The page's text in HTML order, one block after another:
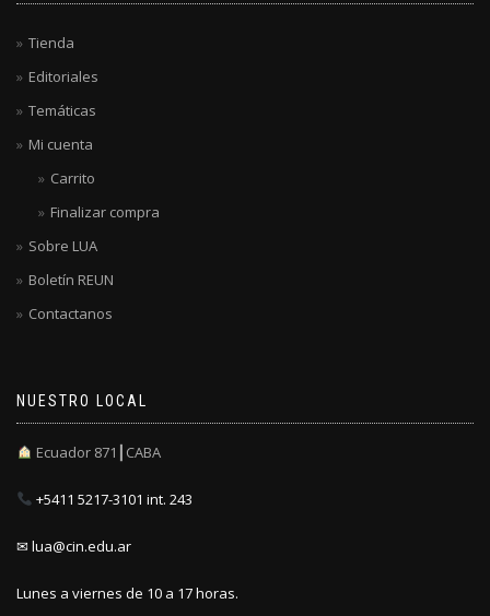
Tienda
Editoriales
Temáticas
Mi cuenta
Carrito
Finalizar compra
Sobre LUA
Boletín REUN
Contactanos
NUESTRO LOCAL
Ecuador 871┃CABA
+5411 5217-3101 int. 243
✉ lua@cin.edu.ar
Lunes a viernes de 10 a 17 horas.